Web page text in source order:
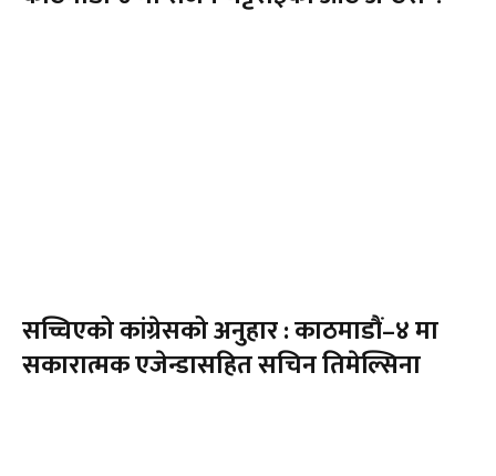
सच्चिएको कांग्रेसको अनुहार : काठमाडौं–४ मा
सकारात्मक एजेन्डासहित सचिन तिमेल्सिना